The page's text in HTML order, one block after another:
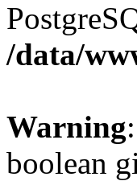
/data/
Warning
boolean